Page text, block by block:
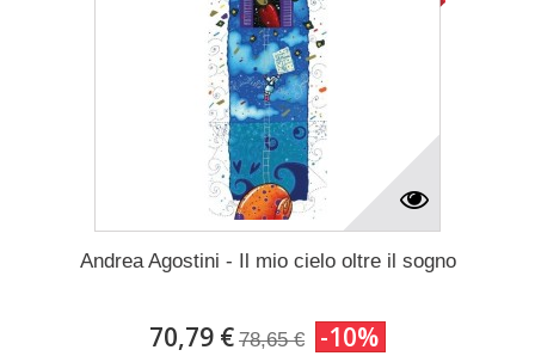
Andrea Agostini - Il mio cielo oltre il sogno
70,79 € 78,65 € -10%